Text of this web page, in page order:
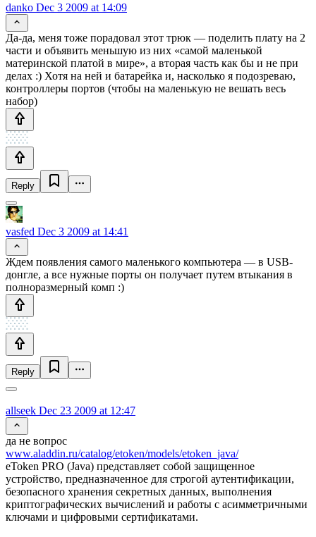
danko Dec 3 2009 at 14:09
Да-да, меня тоже порадовал этот трюк — поделить плату на 2
части и объявить меньшую из них «самой маленькой
материнской платой в мире», а вторая часть как бы и не при
делах :) Хотя на ней и батарейка и, насколько я подозреваю,
контроллеры портов (чтобы на маленькую не вешать весь
набор)
Reply
vasfed Dec 3 2009 at 14:41
Ждем появления самого маленького компьютера — в USB-
донгле, а все нужные порты он получает путем втыкания в
полноразмерный комп :)
Reply
allseek Dec 23 2009 at 12:47
да не вопрос
www.aladdin.ru/catalog/etoken/models/etoken_java/
eToken PRO (Java) представляет собой защищенное
устройство, предназначенное для строгой аутентификации,
безопасного хранения секретных данных, выполнения
криптографических вычислений и работы с асимметричными
ключами и цифровыми сертификатами.